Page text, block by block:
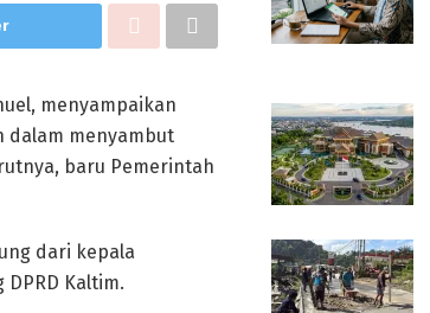
menyampaikan
dalam menyambut
baru Pemerintah
dari kepala
Kaltim.